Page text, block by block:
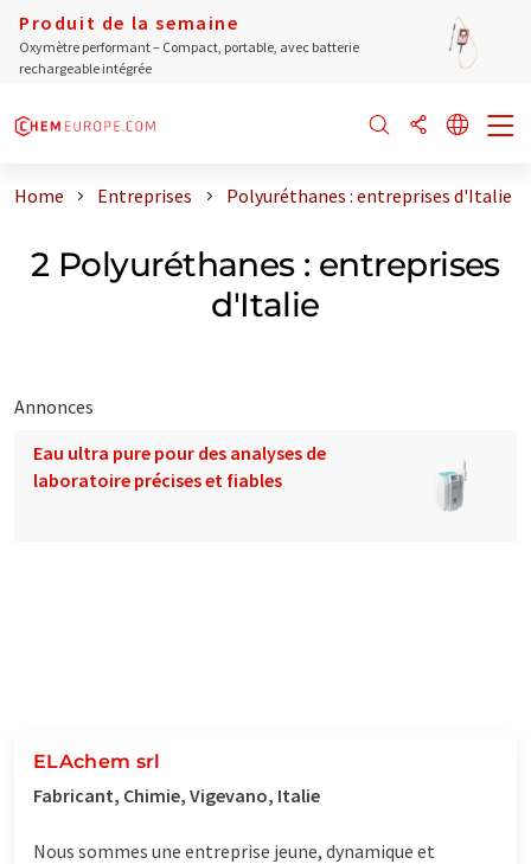
Produit de la semaine
Oxymètre performant – Compact, portable, avec batterie
rechargeable intégrée
Home Entreprises Polyuréthanes : entreprises d'Italie
2 Polyuréthanes : entreprises
d'Italie
Annonces
Eau ultra pure pour des analyses de
laboratoire précises et fiables
ELAchem srl
Fabricant, Chimie, Vigevano, Italie
Nous sommes une entreprise jeune, dynamique et